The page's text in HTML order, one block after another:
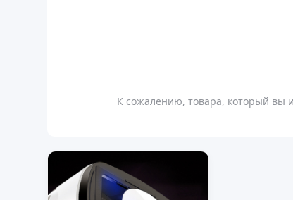
К сожалению, товара, который вы